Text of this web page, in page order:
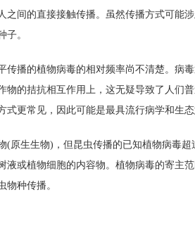
间的直接接触传播。虽然传播方式可能
子。
播的植物病毒的相对频率尚不清楚。病
的拮抗相互作用上，这无疑导致了人们
更常见，因此可能是最具流行病学和生态
原生生物)，但昆虫传播的已知植物病毒
或植物细胞的内容物。植物病毒的寄主
种传播。